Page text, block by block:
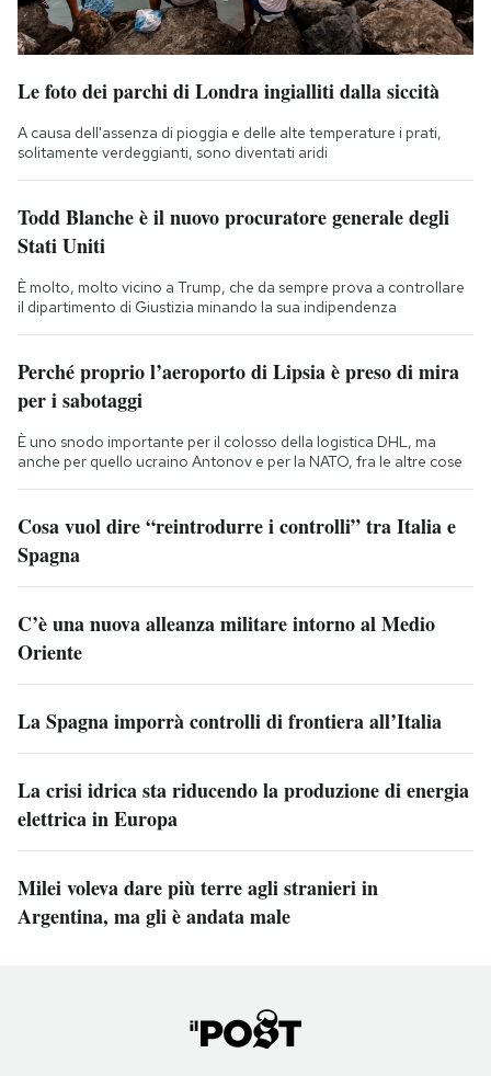
Le foto dei parchi di Londra ingialliti dalla siccità
A causa dell'assenza di pioggia e delle alte temperature i prati,
solitamente verdeggianti, sono diventati aridi
Todd Blanche è il nuovo procuratore generale degli
Stati Uniti
È molto, molto vicino a Trump, che da sempre prova a controllare
il dipartimento di Giustizia minando la sua indipendenza
Perché proprio l’aeroporto di Lipsia è preso di mira
per i sabotaggi
È uno snodo importante per il colosso della logistica DHL, ma
anche per quello ucraino Antonov e per la NATO, fra le altre cose
Cosa vuol dire “reintrodurre i controlli” tra Italia e
Spagna
C’è una nuova alleanza militare intorno al Medio
Oriente
La Spagna imporrà controlli di frontiera all’Italia
La crisi idrica sta riducendo la produzione di energia
elettrica in Europa
Milei voleva dare più terre agli stranieri in
Argentina, ma gli è andata male